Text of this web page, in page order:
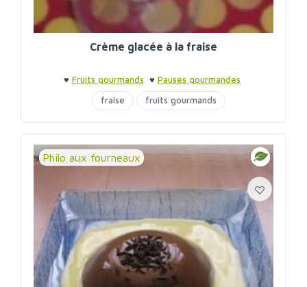
Crème glacée à la fraise
♥ Fruits gourmands ♥ Pauses gourmandes
fraise
fruits gourmands
glaces et sorbets lait de coco
Philo aux fourneaux